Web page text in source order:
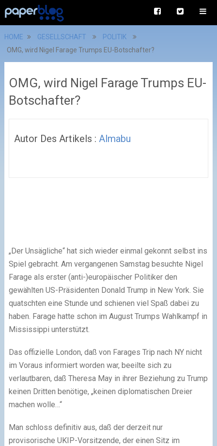
HOME GESELLSCHAFT
POLITIK
OMG, wird Nigel Farage Trumps EU-Botschafter?
OMG, wird Nigel Farage Trumps EU-
Botschafter?
Autor Des Artikels : Almabu
„Der Unsägliche“ hat sich wieder einmal gekonnt selbst ins
Spiel gebracht. Am vergangenen Samstag besuchte Nigel
Farage als erster (anti-)europäischer Politiker den
gewählten US-Präsidenten Donald Trump in New York. Sie
quatschten eine Stunde und schienen viel Spaß dabei zu
haben. Farage hatte schon im August Trumps Wahlkampf in
Mississippi unterstützt.
Das offizielle London, daß von Farages Trip nach NY nicht
im Voraus informiert worden war, beeilte sich zu
verlautbaren, daß Theresa May in ihrer Beziehung zu Trump
keinen Dritten benötige, „keinen diplomatischen Dreier
machen wolle…“
Man schloss definitiv aus, daß der derzeit nur
provisorische UKIP-Vorsitzende, der einen Sitz im